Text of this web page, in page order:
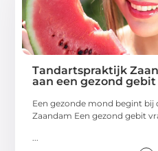
Tandartspraktijk
aan een gezond gebit
Een gezonde mond begint bij
Zaandam Een gezond gebit